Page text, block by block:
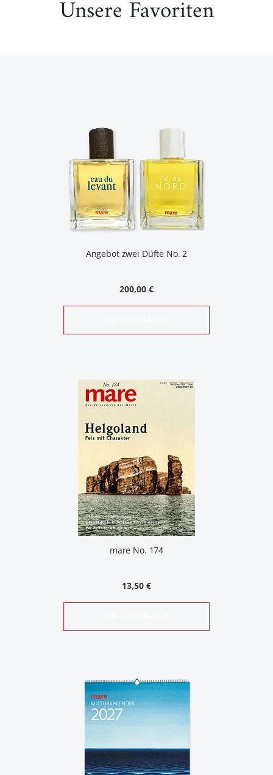
Unsere Favoriten
Angebot zwei Düfte No. 2
200,00 €
mare No. 174
13,50 €